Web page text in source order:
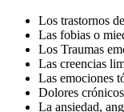
Los trastornos
Las fobias o
Los Traumas
Las creencias
Las emociones
Dolores
La ansiedad,